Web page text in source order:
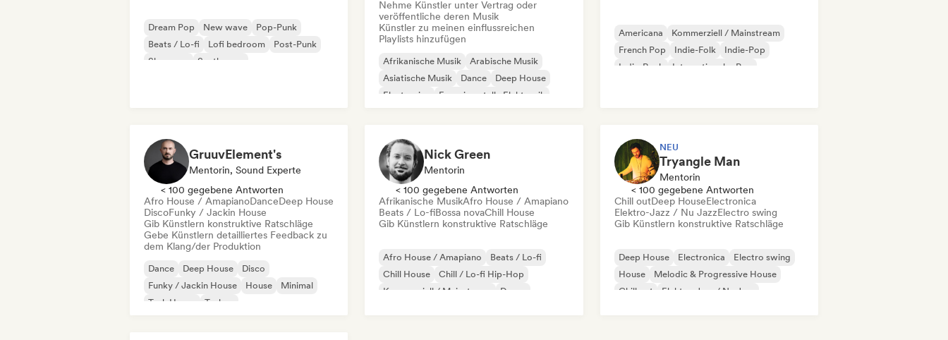
Dream Pop New wave
Pop-Punk
Beats / Lo-fi
Lofi bedroom
Post-Punk
Shoegaze
Synthwave
Nehme Künstler unter Vertrag oder
veröffentliche deren Musik
Künstler zu meinen einflussreichen
Playlists hinzufügen
Afrikanische Musik
Arabische Musik
Asiatische Musik
Dance
Deep House
Electronica
Experimentelle Elektronik
Americana
Kommerziell / Mainstream
French Pop
Indie-Folk
Indie-Pop
Indie-Rock
Internationaler Pop
GruuvElement's
Mentorin, Sound Experte
< 100 gegebene Antworten
Afro House / AmapianoDanceDeep House
DiscoFunky / Jackin House
Gib Künstlern konstruktive Ratschläge
Gebe Künstlern detailliertes Feedback zu
dem Klang/der Produktion
Dance Deep House
Disco
Funky / Jackin House
House
Minimal
Tech House
Techno
Nick Green
Mentorin
< 100 gegebene Antworten
Afrikanische MusikAfro House / Amapiano
Beats / Lo-fiBossa novaChill House
Gib Künstlern konstruktive Ratschläge
Afro House / Amapiano
Beats / Lo-fi
Chill House
Chill / Lo-fi Hip-Hop
Kommerziell / Mainstream
Dance
NEU
Tryangle Man
Mentorin
< 100 gegebene Antworten
Chill outDeep HouseElectronica
Elektro-Jazz / Nu JazzElectro swing
Gib Künstlern konstruktive Ratschläge
Deep House Electronica
Electro swing
House
Melodic & Progressive House
Chill out
Elektro-Jazz / Nu Jazz